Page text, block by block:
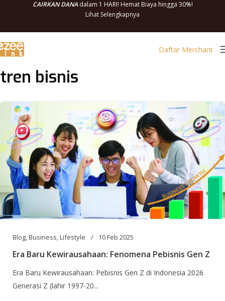
CAIRKAN DANAdalam 1 HARI! Hemat Biaya hingga 30%!
Lihat Selengkapnya
Daftar Merchant
tren bisnis
Blog,Business,Lifestyle 10 Feb 2025
Era Baru Kewirausahaan: Fenomena Pebisnis Gen Z
Era Baru Kewirausahaan: Pebisnis Gen Z di Indonesia 2026
Generasi Z (lahir 1997-20...